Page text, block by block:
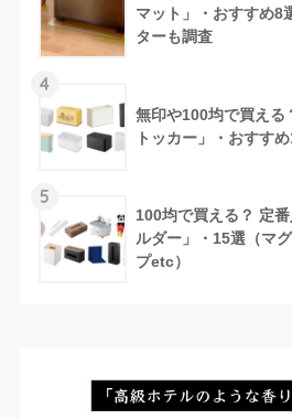
マット」・おすすめ8
ターも調査
4
無印や100均で買える
トッカー」・おすす
5
100均で買える？ 定
ルダー」・15選（マ
プetc）